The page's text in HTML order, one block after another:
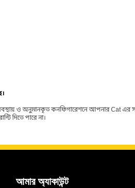
অবস্থায় ও অনুমানকৃত কনফিগারেশনে আপনার Cat এর
দিতে পারে না।
আমার অ্যাকাউন্ট